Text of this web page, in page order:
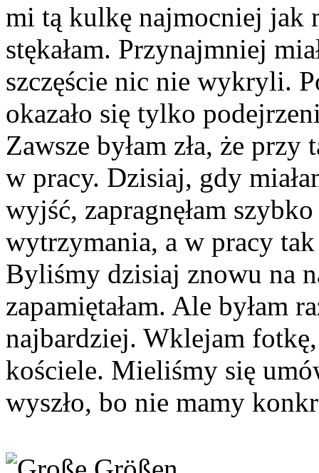
mi tą kulkę najmocniej jak
stękałam. Przynajmniej
szczęście nic nie wykryli.
okazało się tylko
Zawsze byłam zła, że
w pracy. Dzisiaj, gdy
wyjść, zapragnęłam
wytrzymania, a w pracy
Byliśmy dzisiaj znowu na
zapamiętałam. Ale byłam
najbardziej. Wklejam
kościele. Mieliśmy się
wyszło, bo nie mamy